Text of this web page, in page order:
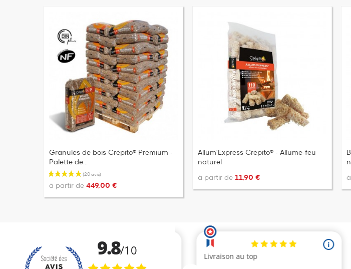
Granulés de bois Crépito® Premium -
Palette de...
à partir de 449,00 €
Allum'Express Crépito® - Allume-feu
naturel
à partir de 11,90 €